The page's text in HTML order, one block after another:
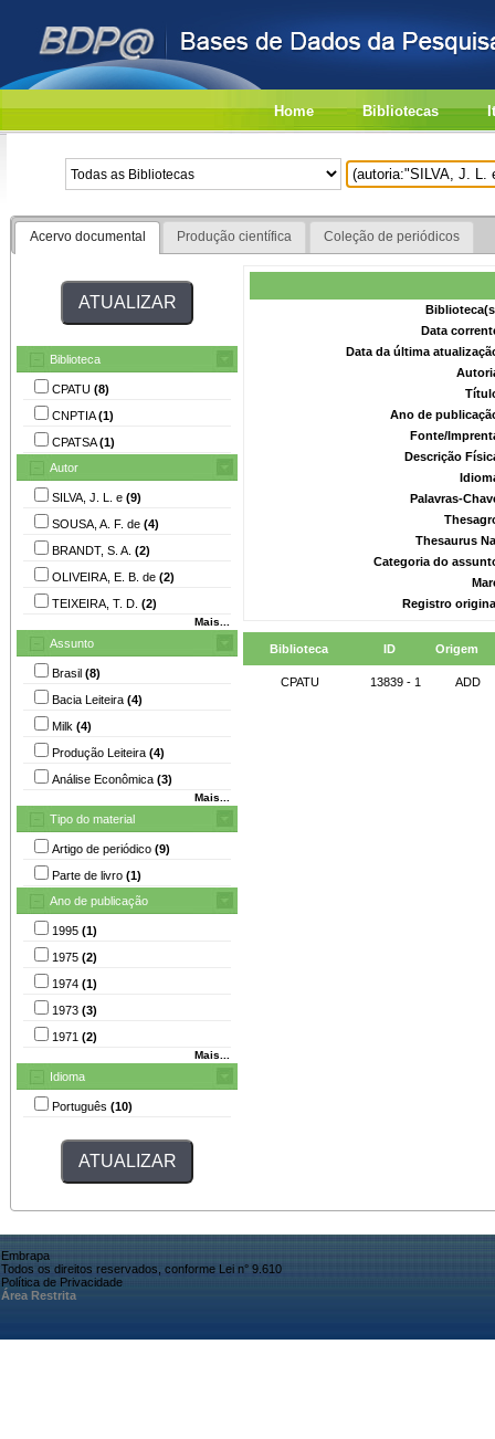
Home Bibliotecas
Acervo documental Produção científica Coleção de periódicos
Biblioteca
CPATU (8)
CNPTIA(1)
CPATSA(1)
Autor
SILVA, J. L. e (9)
SOUSA, A. F. de (4)
BRANDT, S. A. (2)
OLIVEIRA, E. B. de (2)
TEIXEIRA, T. D. (2)
Mais...
Assunto
Brasil (8)
Bacia Leiteira (4)
Milk (4)
Produção Leiteira (4)
Análise Econômica (3)
Mais...
Tipo do material
Artigo de periódico (9)
Parte de livro (1)
Ano de publicação
1995 (1)
1975 (2)
1974 (1)
1973 (3)
1971 (2)
Mais...
Idioma
Português (10)
Data
Data da última
Ano de
Fonte/
Descrição
Palavras-
Thesaurus
Categoria do
Registro
Biblioteca ID Origem
CPATU 13839 - 1 ADD
Embrapa
Todos os direitos reservados, conforme Lei n° 9.610
Política de Privacidade
Área Restrita